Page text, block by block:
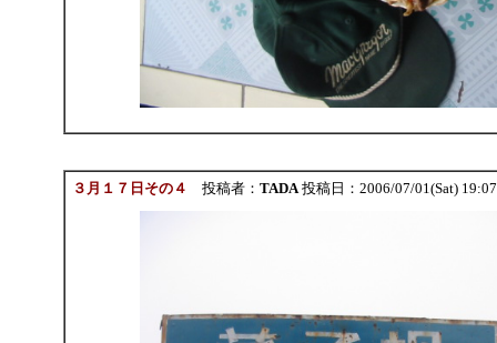
３月１７日その４ 投稿者： TADA投稿日：2006/07/01(Sat)